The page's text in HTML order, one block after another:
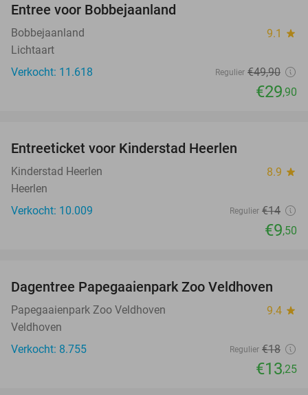
Entree voor Bobbejaanland
Bobbejaanland 9.1 star
Lichtaart
Verkocht: 11.618
Regulier €49,90
€29,90
Entreeticket voor Kinderstad Heerlen
Kinderstad Heerlen 8.9 star
Heerlen
Verkocht: 10.009
Regulier €14
€9,50
26%
Dagentree Papegaaienpark Zoo Veldhoven
Papegaaienpark Zoo Veldhoven 9.4 star
Veldhoven
Verkocht: 8.755
Regulier €18
€13,25